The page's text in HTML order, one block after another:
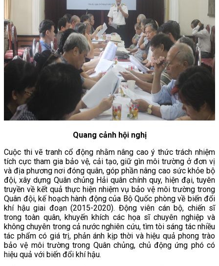
Quang cảnh hội nghị
Cuộc thi vẽ tranh cổ động nhằm nâng cao ý thức trách nhiệm
tích cực tham gia bảo vệ, cải tạo, giữ gìn môi trường ở đơn vị
và địa phương nơi đóng quân, góp phần nâng cao sức khỏe bộ
đội, xây dựng Quân chủng Hải quân chính quy, hiện đại, tuyên
truyền về kết quả thực hiện nhiệm vụ bảo vệ môi trường trong
Quân đội, kế hoạch hành động của Bộ Quốc phòng về biến đổi
khí hậu giai đoạn (2015-2020). Động viên cán bộ, chiến sĩ
trong toàn quân, khuyến khích các họa sĩ chuyên nghiệp và
không chuyên trong cả nước nghiên cứu, tìm tòi sáng tác nhiều
tác phẩm có giá trị, phản ánh kịp thời và hiệu quả phong trào
bảo vệ môi trường trong Quân chủng, chủ động ứng phó có
hiệu quả với biến đổi khí hậu.